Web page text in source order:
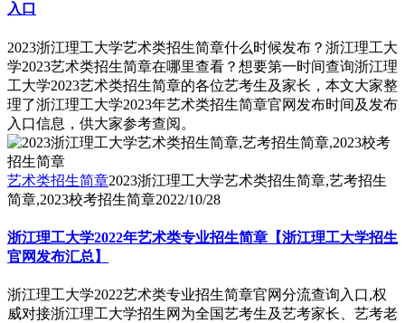
入口
2023浙江理工大学艺术类招生简章什么时候发布？浙江理工大
学2023艺术类招生简章在哪里查看？想要第一时间查询浙江理
工大学2023艺术类招生简章的各位艺考生及家长，本文大家整
理了浙江理工大学2023年艺术类招生简章官网发布时间及发布
入口信息，供大家参考查阅。
艺术类招生简章2023浙江理工大学艺术类招生简章,艺考招生
简章,2023校考招生简章2022/10/28
浙江理工大学2022年艺术类专业招生简章【浙江理工大学招生
官网发布汇总】
浙江理工大学2022艺术类专业招生简章官网分流查询入口,权
威对接浙江理工大学招生网为全国艺考生及艺考家长、艺考老